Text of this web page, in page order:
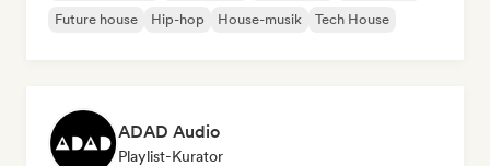
Future house Hip-hop House-musik Tech House
ADAD Audio
Playlist-Kurator